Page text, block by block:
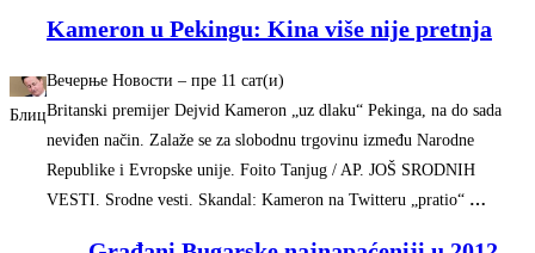
Блиц
Kameron u Pekingu: Kina više nije pretnja
Вечерње Новости – ‎пре 11 сат(и)‎
Britanski premijer Dejvid Kameron „uz dlaku“ Pekinga, na do sada
neviđen način. Zalaže se za slobodnu trgovinu između Narodne
Republike i Evropske unije. Foito Tanjug / AP. JOŠ SRODNIH
VESTI. Srodne vesti. Skandal: Kameron na Twitteru „pratio“ …